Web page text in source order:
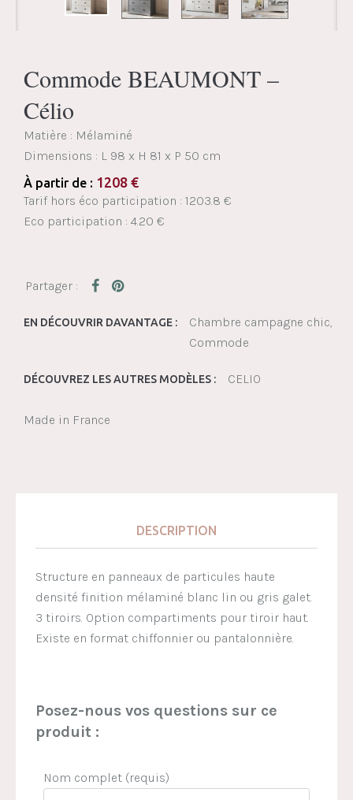
Commode BEAUMONT –
Célio
Matière : Mélaminé
Dimensions : L 98 x H 81 x P 50 cm
À partir de : 1208 €
Tarif hors éco participation : 1203.8 €
Eco participation : 4.20 €
EN DÉCOUVRIR DAVANTAGE :
Chambre campagne chic
Commode
DÉCOUVREZ LES AUTRES MODÈLES : CELIO
Made in France
DESCRIPTION
Structure en panneaux de particules haute
densité finition mélaminé blanc lin ou gris galet.
3 tiroirs. Option compartiments pour tiroir haut.
Existe en format chiffonnier ou pantalonnière.
Posez-nous vos questions sur ce
produit :
Nom complet (requis)